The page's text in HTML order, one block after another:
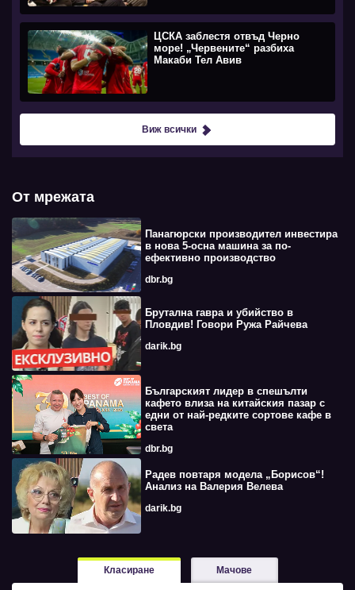
ЦСКА заблестя отвъд Черно
море! „Червените“ разбиха
Макаби Тел Авив
Виж всички
От мрежата
Панагюрски производител инвестира
в нова 5-осна машина за по-
ефективно производство
dbr.bg
Брутална гавра и убийство в
Пловдив! Говори Ружа Райчева
darik.bg
Българският лидер в спешълти
кафето влиза на китайския пазар с
едни от най-редките сортове кафе в
света
dbr.bg
Радев повтаря модела „Борисов“!
Анализ на Валерия Велева
darik.bg
Класиране Мачове